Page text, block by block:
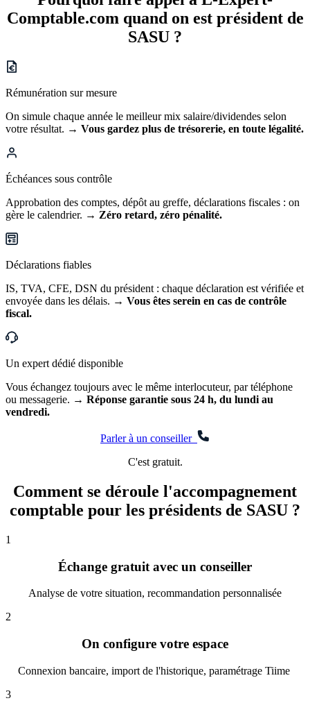
Comptable.com quand on est président de
SASU ?
Rémunération sur mesure
On simule chaque année le meilleur mix salaire/dividendes selon
votre résultat. → Vous gardez plus de trésorerie, en toute légalité.
Échéances sous contrôle
Approbation des comptes, dépôt au greffe, déclarations fiscales : on
gère le calendrier. → Zéro retard, zéro pénalité.
Déclarations fiables
IS, TVA, CFE, DSN du président : chaque déclaration est vérifiée et
envoyée dans les délais. → Vous êtes serein en cas de contrôle
fiscal.
Un expert dédié disponible
Vous échangez toujours avec le même interlocuteur, par téléphone
ou messagerie. → Réponse garantie sous 24 h, du lundi au
vendredi.
Parler à un conseiller
C'est gratuit.
Comment se déroule l'accompagnement
comptable pour les présidents de SASU ?
1
Échange gratuit avec un conseiller
Analyse de votre situation, recommandation personnalisée
2
On configure votre espace
Connexion bancaire, import de l'historique, paramétrage Tiime
3